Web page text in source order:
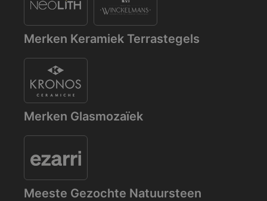
Merken Keramiek Terrastegels
Merken Glasmozaïek
Meeste Gezochte Natuursteen